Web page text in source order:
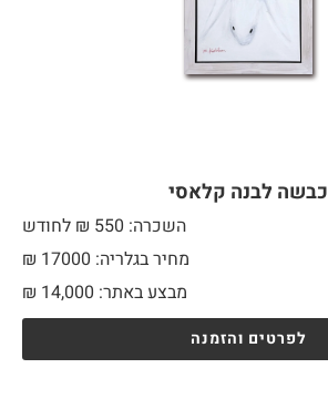
כבשה לבנה קלאסי
השכרה: 550 ₪ לחודש
מחיר בגלריה: 17000 ₪
מבצע באתר:
₪ 14,000
לפרטים והזמנה